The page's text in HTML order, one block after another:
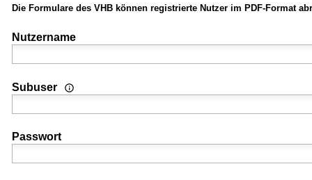
Die Formulare des VHB können registrierte Nutzer im PDF-Format
Nutzername
Subuser Wenn Sie Nutzer einer Mehrplatz- oder Standortlizenz
Passwort